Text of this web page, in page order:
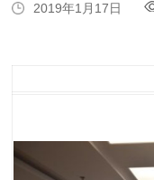
2019年1月17日